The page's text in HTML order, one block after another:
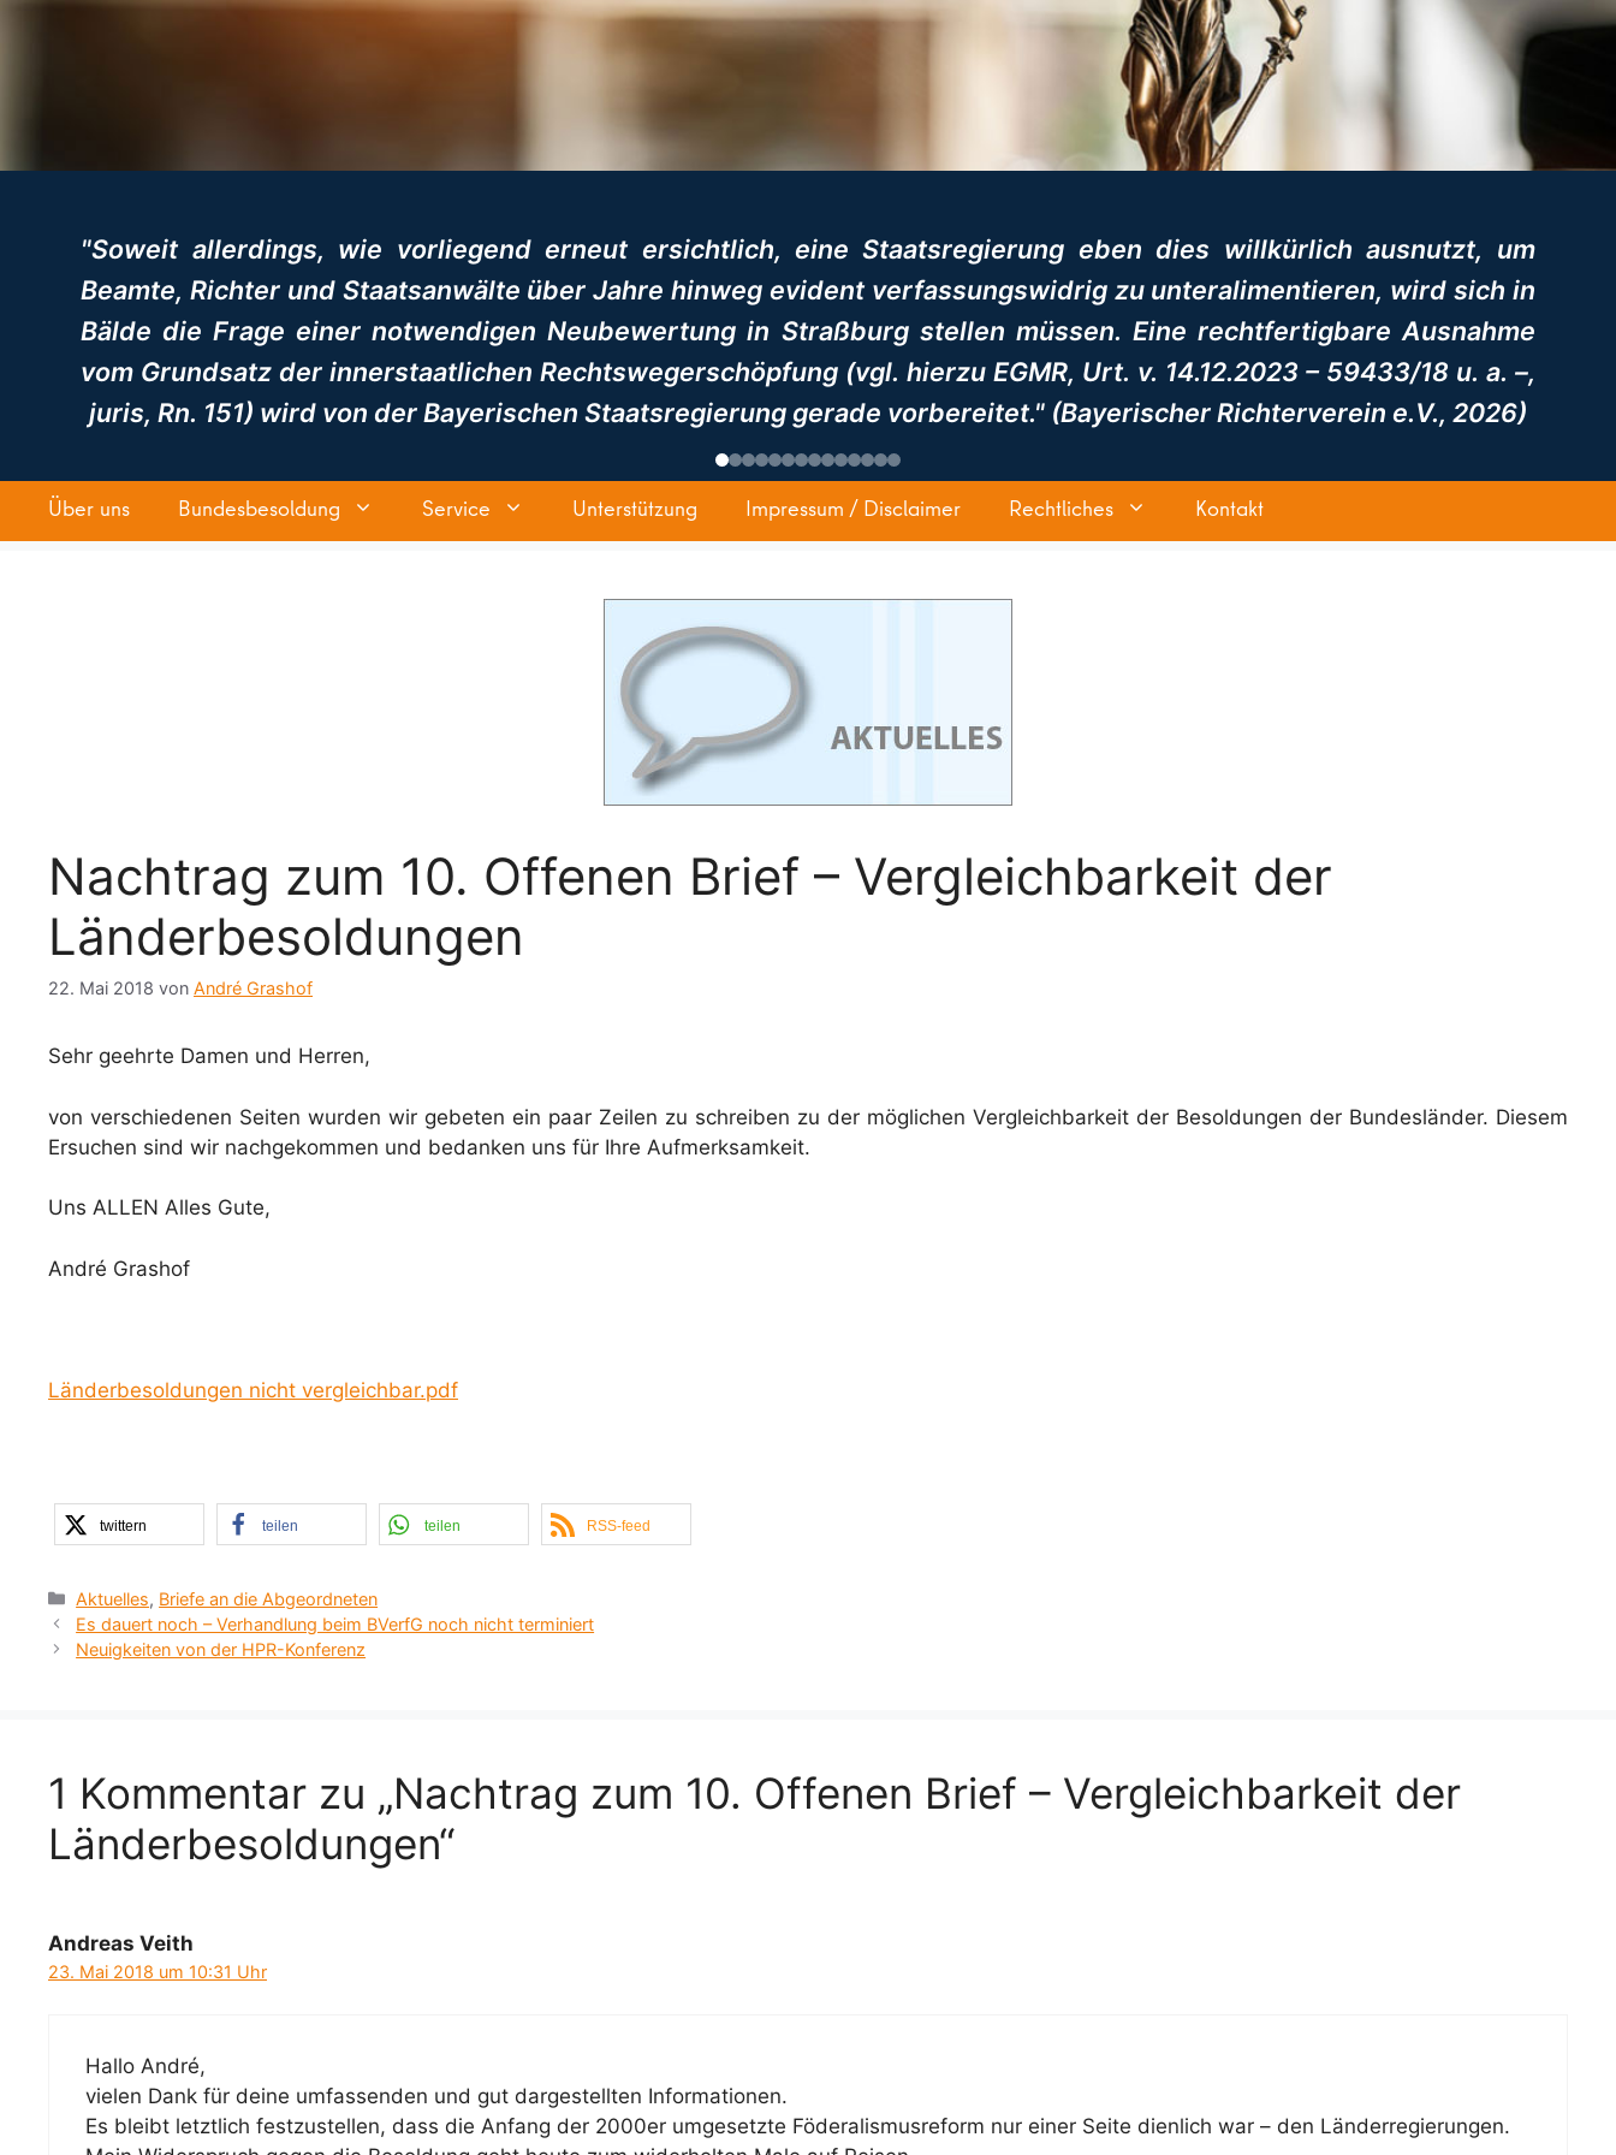
"Soweit allerdings, wie vorliegend erneut ersichtlich, eine Staatsregierung eben dies willkürlich ausnutzt, um
Beamte, Richter und Staatsanwälte über Jahre hinweg evident verfassungswidrig zu unteralimentieren, wird sich in
Bälde die Frage einer notwendigen Neubewertung in Straßburg stellen müssen. Eine rechtfertigbare Ausnahme
vom Grundsatz der innerstaatlichen Rechtswegerschöpfung (vgl. hierzu EGMR, Urt. v. 14.12.2023 – 59433/18 u. a. –,
juris, Rn. 151) wird von der Bayerischen Staatsregierung gerade vorbereitet." (Bayerischer Richterverein e.V., 2026)
Über uns Bundesbesoldung Service Unterstützung Impressum / Disclaimer Rechtliches Kontakt
Nachtrag zum 10. Offenen Brief – Vergleichbarkeit der
Länderbesoldungen
22. Mai 2018 von André Grashof
Sehr geehrte Damen und Herren,
von verschiedenen Seiten wurden wir gebeten ein paar Zeilen zu schreiben zu der möglichen Vergleichbarkeit der Besoldungen der Bundesländer. Diesem
Ersuchen sind wir nachgekommen und bedanken uns für Ihre Aufmerksamkeit.
Uns ALLEN Alles Gute,
André Grashof
Länderbesoldungen nicht vergleichbar.pdf
twittern teilen teilen RSS-feed
Kategorien
Aktuelles, Briefe an die Abgeordneten
Es dauert noch – Verhandlung beim BVerfG noch nicht terminiert
Neuigkeiten von der HPR-Konferenz
1 Kommentar zu „Nachtrag zum 10. Offenen Brief – Vergleichbarkeit der
Länderbesoldungen“
Andreas Veith
23. Mai 2018 um 10:31 Uhr
Hallo André,
vielen Dank für deine umfassenden und gut dargestellten Informationen.
Es bleibt letztlich festzustellen, dass die Anfang der 2000er umgesetzte Föderalismusreform nur einer Seite dienlich war – den Länderregierungen.